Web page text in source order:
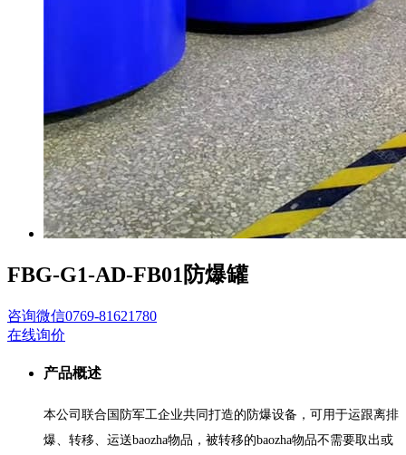
FBG-G1-AD-FB01防爆罐
咨询微信0769-81621780
在线询价
产品概述
本公司联合国防军工企业共同打造的防爆设备，可用于运跟离排
爆、转移、运送baozha物品，被转移的baozha物品不需要取出或